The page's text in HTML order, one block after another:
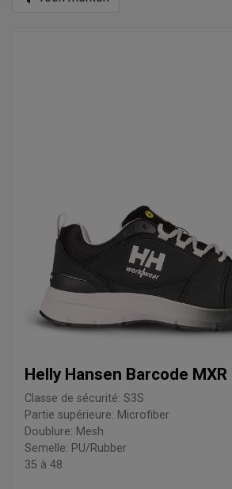
Helly Hansen Barcode MXR
Classe de sécurité: S3S
Partie supérieure: Microfiber
Doublure: Mesh
Semelle: PU/Rubber
35 à 48